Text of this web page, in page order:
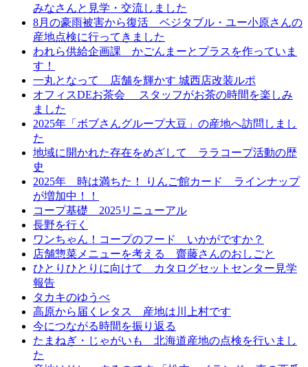
みなさんと見学・交流しました
8月の豪雨被害から復活 ベジタブル・ユー小原さんの
産地点検に行ってきました
われら供給企画課 かごんまーとプラスを作っていま
す！
一丸となって 店舗を輝かす 城西店改装ルポ
オフィスDEお茶会 スタッフがお茶の時間を楽しみ
ました
2025年「ボブさんグループ大豆」の産地へ訪問しまし
た
地域に開かれた存在をめざして ララコープ活動の歴
史
2025年 時は満ちた！ りんご館カード ラインナップ
が増加中！！
コープ基礎 2025リニューアル
長野を行く
ワンちゃん！コープのフード いかがですか？
店舗惣菜メニューを考える 齋藤さんのおしごと
ひとりひとりに向けて カタログセットセンター見学
報告
タカキのゆうべ
高原から届くレタス 産地は川上村です
今につながる時間を振り返る
たまねぎ・じゃがいも 北海道産地の点検を行いまし
た